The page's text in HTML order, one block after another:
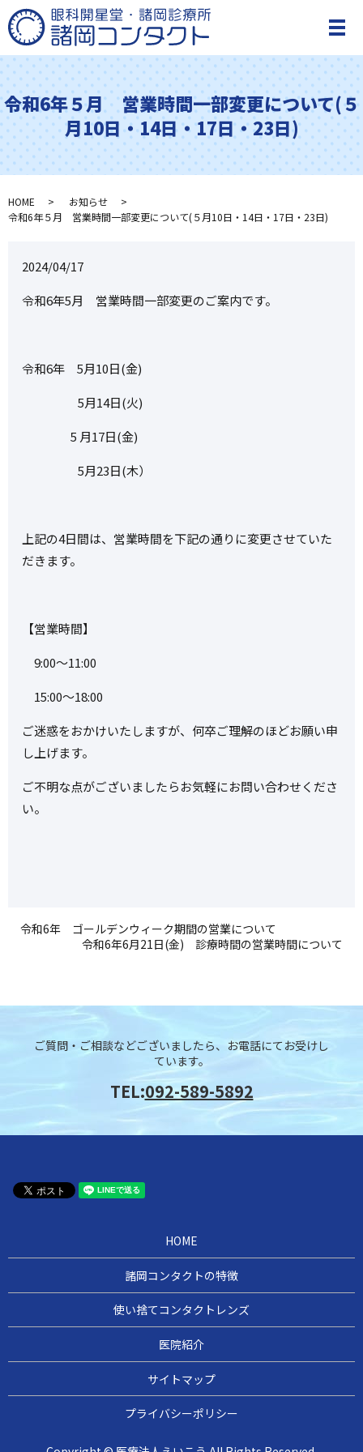
メ
令和6年５月 営業時間一部変更について(５
月10日・14日・17日・23日)
HOME
お知らせ
令和6年５月 営業時間一部変更について(５月10日・14日・17日・23日)
2024/04/17
令和6年5月 営業時間一部変更のご案内です。
令和6年 5月10日(金)
5月14日(火)
5 月17日(金)
5月23日(木）
上記の4日間は、営業時間を下記の通りに変更させていた
だきます。
【営業時間】
9:00～11:00
15:00～18:00
ご迷惑をおかけいたしますが、何卒ご理解のほどお願い申
し上げます。
ご不明な点がございましたらお気軽にお問い合わせくださ
い。
令和6年 ゴールデンウィーク期間の営業について
令和6年6月21日(金) 診療時間の営業時間について
ご質問・ご相談などございましたら、お電話にてお受けし
ています。
TEL:092-589-5892
HOME
諸岡コンタクトの特徴
使い捨てコンタクトレンズ
医院紹介
サイトマップ
プライバシーポリシー